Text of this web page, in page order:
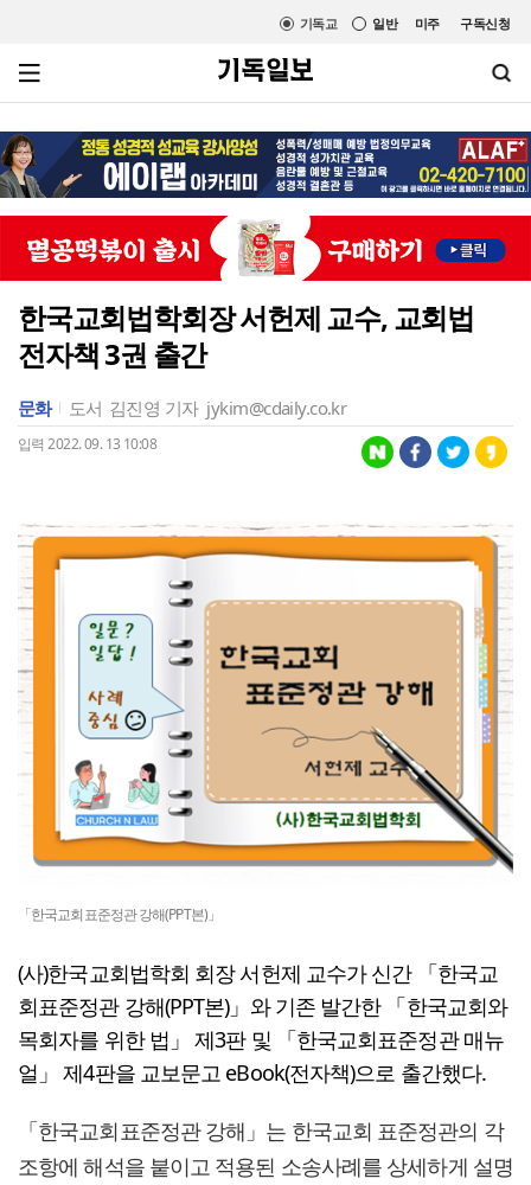
미주 구독신청
일반
기독교
한국교회법학회장 서헌제 교수, 교회법
전자책 3권 출간
문화 도서 김진영 기자 jykim@cdaily.co.kr
입력 2022. 09. 13 10:08
「한국교회표준정관 강해(PPT본)」
(사)한국교회법학회 회장 서헌제 교수가 신간 「한국교
회표준정관 강해(PPT본)」와 기존 발간한 「한국교회와
목회자를 위한 법」 제3판 및 「한국교회표준정관 매뉴
얼」 제4판을 교보문고 eBook(전자책)으로 출간했다.
「한국교회표준정관 강해」는 한국교회 표준정관의 각
조항에 해석을 붙이고 적용된 소송사례를 상세하게 설명